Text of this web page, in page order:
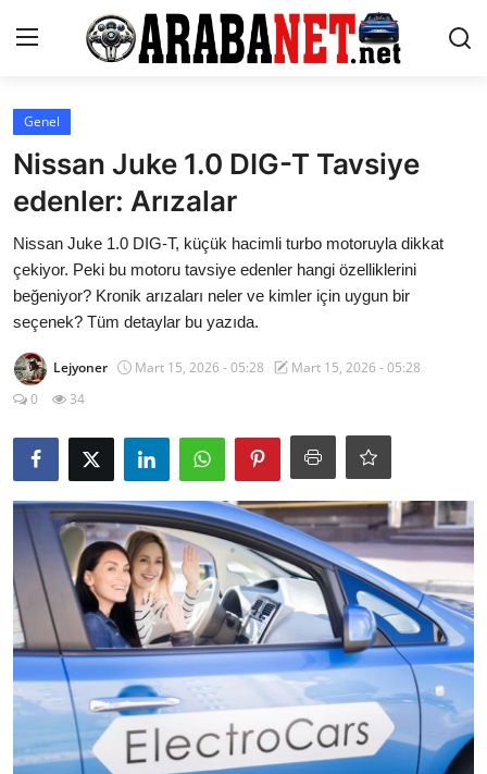
Giriş yapmak
Anasayfa
Araba Markaları
Paketler
Karşılaştırmalar
Bakım & Arıza Çözümleri
İkinci El & Ekspertiz
Muayene & Emisyon
Trafik Cezaları & Mevzuat
Ehliyet & Ruhsat İşlemleri
Sigorta & Kasko
Yakıt, LPG & Elektrikli
Genel
Nissan Juke 1.0 DIG-T Tavsiye
edenler: Arızalar
Nissan Juke 1.0 DIG-T, küçük hacimli turbo motoruyla dikkat
çekiyor. Peki bu motoru tavsiye edenler hangi özelliklerini
beğeniyor? Kronik arızaları neler ve kimler için uygun bir
seçenek? Tüm detaylar bu yazıda.
Lejyoner Mart 15, 2026 - 05:28
Mart 15, 2026 - 05:28
0
34